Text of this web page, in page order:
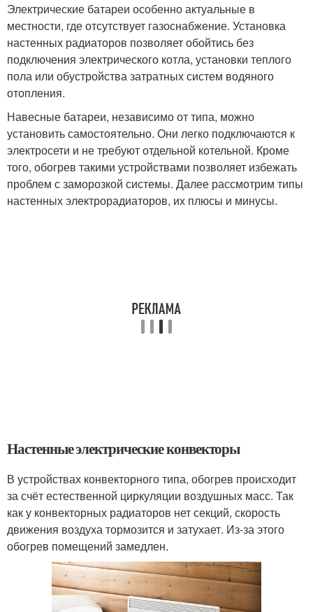
Электрические батареи особенно актуальные в
местности, где отсутствует газоснабжение. Установка
настенных радиаторов позволяет обойтись без
подключения электрического котла, установки теплого
пола или обустройства затратных систем водяного
отопления.
Навесные батареи, независимо от типа, можно
установить самостоятельно. Они легко подключаются к
электросети и не требуют отдельной котельной. Кроме
того, обогрев такими устройствами позволяет избежать
проблем с заморозкой системы. Далее рассмотрим типы
настенных электрорадиаторов, их плюсы и минусы.
Настенные электрические конвекторы
В устройствах конвекторного типа, обогрев происходит
за счёт естественной циркуляции воздушных масс. Так
как у конвекторных радиаторов нет секций, скорость
движения воздуха тормозится и затухает. Из-за этого
обогрев помещений замедлен.